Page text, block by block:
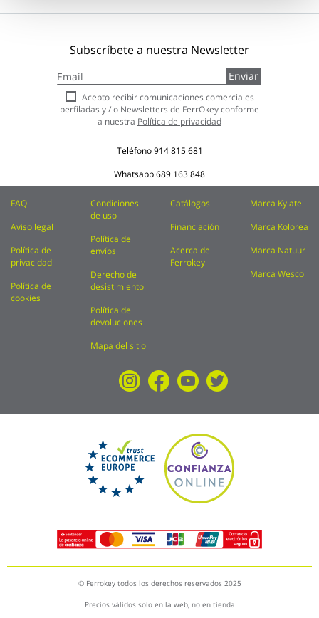
Subscríbete a nuestra Newsletter
a
nuestro
boletín
de
Enviar
Acepto recibir comunicaciones comerciales
perfiladas y / o Newsletters de FerrOkey conforme
a nuestra Política de privacidad
Teléfono914 815 681
Whatsapp689 163 848
FAQ
Aviso legal
Política de
privacidad
Política de
cookies
Condiciones
de uso
Política de
envíos
Derecho de
desistimiento
Política de
devoluciones
Mapa del sitio
Catálogos
Financiación
Acerca de
Ferrokey
Marca Kylate
Marca Kolorea
Marca Natuur
Marca Wesco
© Ferrokey todos los derechos reservados 2025
Precios válidos solo en la web, no en tienda